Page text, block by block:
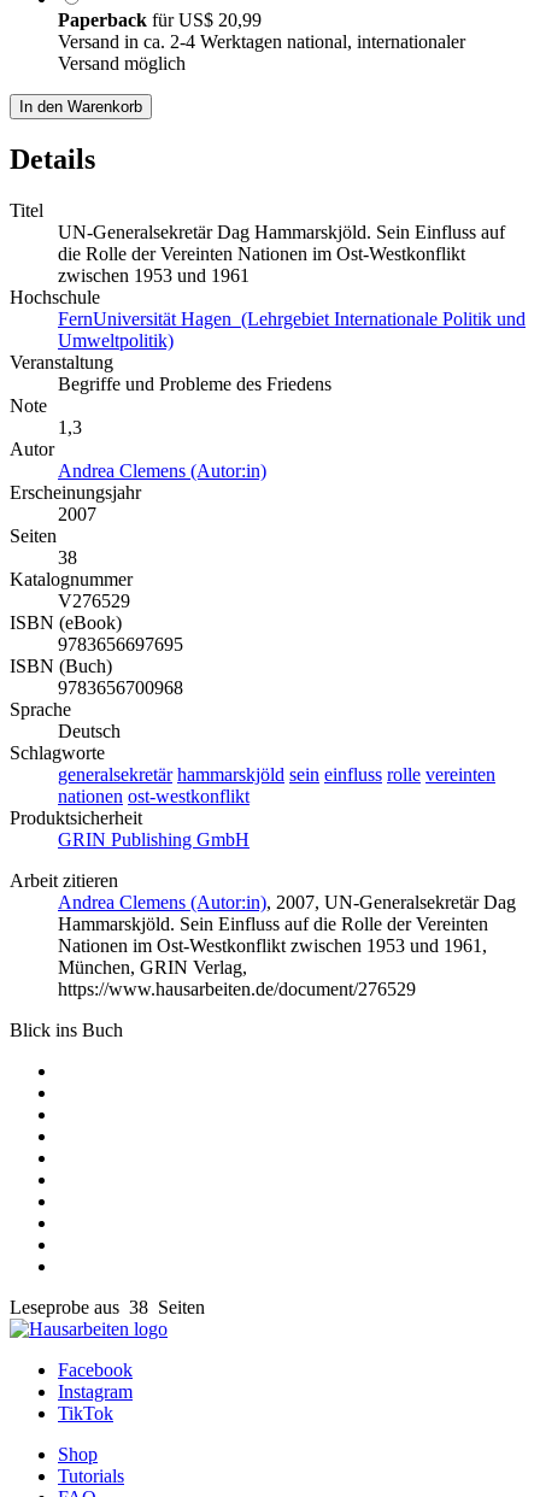
Paperback fürUS$ 20,99
Versand in ca. 2-4 Werktagen national, internationaler
Versand möglich
In den Warenkorb
Details
Titel
UN-Generalsekretär Dag Hammarskjöld. Sein Einfluss auf
die Rolle der Vereinten Nationen im Ost-Westkonflikt
zwischen 1953 und 1961
Hochschule
FernUniversität Hagen (Lehrgebiet Internationale Politik und
Umweltpolitik)
Veranstaltung
Begriffe und Probleme des Friedens
Note
1,3
Autor
Andrea Clemens (Autor:in)
Erscheinungsjahr
2007
Seiten
38
Katalognummer
V276529
ISBN (eBook)
9783656697695
ISBN (Buch)
9783656700968
Sprache
Deutsch
Schlagworte
generalsekretär hammarskjöld sein einfluss rolle vereinten
nationen ost-westkonflikt
Produktsicherheit
GRIN Publishing GmbH
Arbeit zitieren
Andrea Clemens (Autor:in), 2007, UN-Generalsekretär Dag
Hammarskjöld. Sein Einfluss auf die Rolle der Vereinten
Nationen im Ost-Westkonflikt zwischen 1953 und 1961,
München, GRIN Verlag,
https://www.hausarbeiten.de/document/276529
Blick ins Buch
Leseprobe aus 38 Seiten
Facebook
Instagram
TikTok
Shop
Tutorials